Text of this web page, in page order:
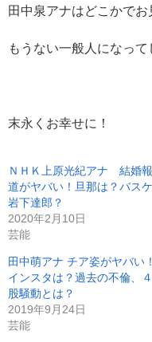
田中泉アナはどこかでお
もうない一般人になって
末永くお幸せに！
ＮＨＫ上原光紀アナ 結婚報
道がヤバい！旦那は？バスケ
岩下達郎？
2020年2月10日
芸能
田中萌アナ チア姿がヤバい！
インスタは？過去の不倫、４
股騒動とは？
2019年9月24日
芸能